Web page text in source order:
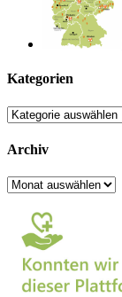
Kategorien
Kategorien
Archiv
Archiv